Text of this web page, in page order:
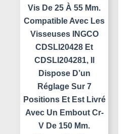
Vis De 25 À 55 Mm.
Compatible Avec Les
Visseuses INGCO
CDSLI20428 Et
CDSLI204281, Il
Dispose D’un
Réglage Sur 7
Positions Et Est Livré
Avec Un Embout Cr-
V De 150 Mm.